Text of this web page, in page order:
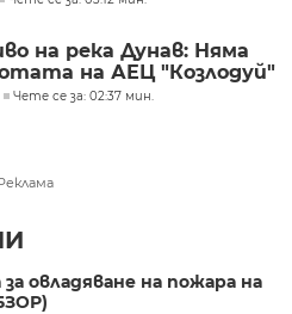
на река Дунав: Няма
на АЕЦ "Козлодуй"
Чете се за: 02:37 мин.
овладяване на пожара на